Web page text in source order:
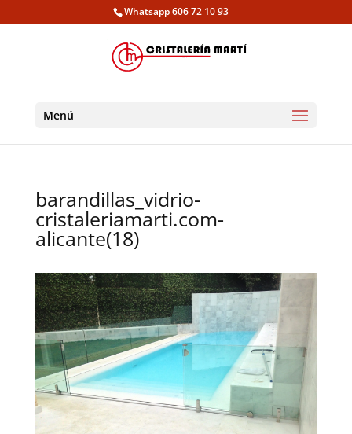
Whatsapp 606 72 10 93
Menú
barandillas_vidrio-
cristaleriamarti.com-
alicante(18)